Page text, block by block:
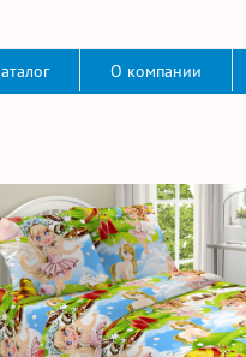
О компании